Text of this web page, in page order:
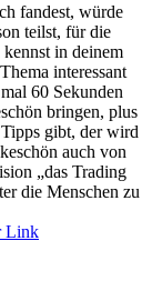
fandest, würde
teilst, für die
in deinem
interessant
60 Sekunden
bringen, plus
gibt, der wird
auch von
„das Trading
die Menschen zu
Link